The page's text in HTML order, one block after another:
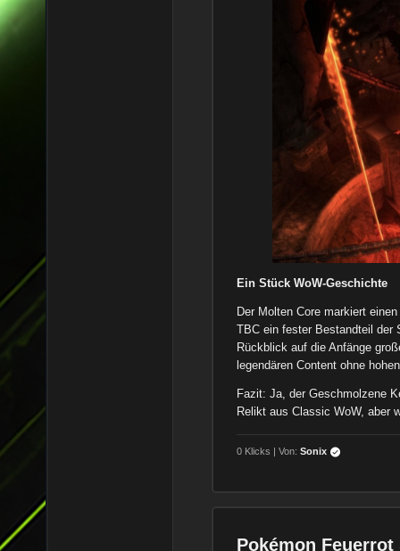
Ein Stück WoW-Geschichte
Der Molten Core markiert
TBC ein fester Bestandteil der
Rückblick auf die Anfänge
legendären Content ohne
Fazit: Ja, der Geschmolzene
Relikt aus Classic WoW, aber
0 Klicks | Von:Sonix
Pokémon